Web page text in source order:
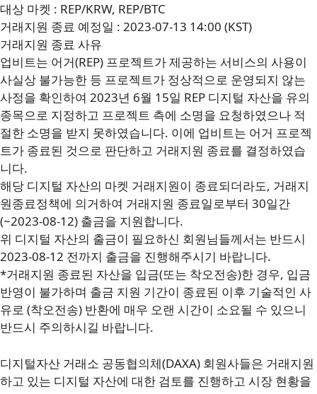
대상 마켓 : REP/KRW, REP/BTC
거래지원 종료 예정일 : 2023-07-13 14:00 (KST)
거래지원 종료 사유
업비트는 어거(REP) 프로젝트가 제공하는 서비스의 사용이
사실상 불가능한 등 프로젝트가 정상적으로 운영되지 않는
사정을 확인하여 2023년 6월 15일 REP 디지털 자산을 유의
종목으로 지정하고 프로젝트 측에 소명을 요청하였으나 적
절한 소명을 받지 못하였습니다. 이에 업비트는 어거 프로젝
트가 종료된 것으로 판단하고 거래지원 종료를 결정하였습
니다.
해당 디지털 자산의 마켓 거래지원이 종료되더라도, 거래지
원종료정책에 의거하여 거래지원 종료일로부터 30일간
(~2023-08-12) 출금을 지원합니다.
위 디지털 자산의 출금이 필요하신 회원님들께서는 반드시
2023-08-12 전까지 출금을 진행해주시기 바랍니다.
*거래지원 종료된 자산을 입금(또는 착오전송)한 경우, 입금
반영이 불가하며 출금 지원 기간이 종료된 이후 기술적인 사
유로 (착오전송) 반환에 매우 오랜 시간이 소요될 수 있으니
반드시 주의하시길 바랍니다.
디지털자산 거래소 공동협의체(DAXA) 회원사들은 거래지원
하고 있는 디지털 자산에 대한 검토를 진행하고 시장 현황을